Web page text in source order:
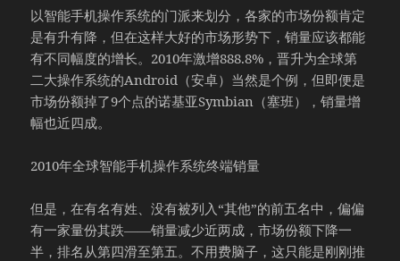
以智能手机操作系统的门派来划分，各家的市场份额肯定
是有升有降，但在这样大好的市场形势下，销量应该都能
有不同幅度的增长。2010年激增888.8%，晋升为全球第
二大操作系统的Android（安卓）当然是个例，但即便是
市场份额掉了9个点的诺基亚Symbian（塞班），销量增
幅也近四成。
2010年全球智能手机操作系统终端销量
但是，在有名有姓、没有被列入“其他”的前五名中，偏偏
有一家量份其跌——销量减少近两成，市场份额下降一
半，排名从第四滑至第五。不用费脑子，这只能是刚刚推